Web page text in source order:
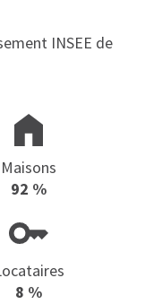
INSEE de
Maisons
92 %
8 %